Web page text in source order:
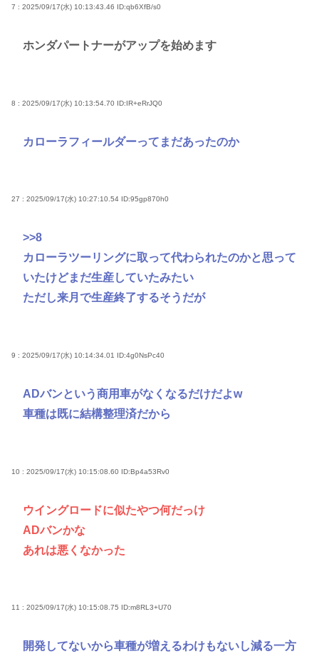
7 : 2025/09/17(水) 10:13:43.46 ID:qb6XfB/s0
ホンダパートナーがアップを始めます
8 : 2025/09/17(水) 10:13:54.70 ID:IR+eRrJQ0
カローラフィールダーってまだあったのか
27 : 2025/09/17(水) 10:27:10.54 ID:95gp870h0
>>8
カローラツーリングに取って代わられたのかと思って
いたけどまだ生産していたみたい
ただし来月で生産終了するそうだが
9 : 2025/09/17(水) 10:14:34.01 ID:4g0NsPc40
ADバンという商用車がなくなるだけだよw
車種は既に結構整理済だから
10 : 2025/09/17(水) 10:15:08.60 ID:Bp4a53Rv0
ウイングロードに似たやつ何だっけ
ADバンかな
あれは悪くなかった
11 : 2025/09/17(水) 10:15:08.75 ID:m8RL3+U70
開発してないから車種が増えるわけもないし減る一方